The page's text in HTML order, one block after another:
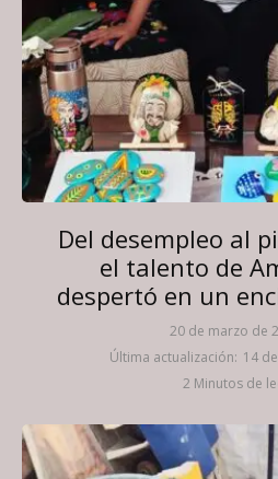
Del desempleo al
el talento de
despertó en un
20 de marzo de
Última actualización: 14
2 Minutos de